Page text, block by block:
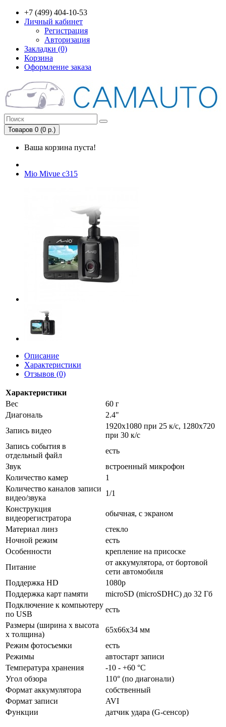
+7 (499) 404-10-53
Личный кабинет
Регистрация
Авторизация
Закладки (0)
Корзина
Оформление заказа
Товаров 0 (0 р.)
Ваша корзина пуста!
Mio Mivue с315
Описание
Характеристики
Отзывов (0)
Характеристики
Вес
60 г
Диагональ
2.4"
Запись видео
1920x1080 при 25 к/с, 1280x720
при 30 к/с
Запись события в
отдельный файл
есть
Звук
встроенный микрофон
Количество камер
1
Количество каналов записи
видео/звука
1/1
Конструкция
видеорегистратора
обычная, с экраном
Материал линз
стекло
Ночной режим
есть
Особенности
крепление на присоске
Питание
от аккумулятора, от бортовой
сети автомобиля
Поддержка HD
1080p
Поддержка карт памяти
microSD (microSDHC) до 32 Гб
Подключение к компьютеру
по USB
есть
Размеры (ширина x высота
x толщина)
65x66x34 мм
Режим фотосъемки
есть
Режимы
автостарт записи
Температура хранения
-10 - +60 °C
Угол обзора
110° (по диагонали)
Формат аккумулятора
собственный
Формат записи
AVI
Функции
датчик удара (G-сенсор)